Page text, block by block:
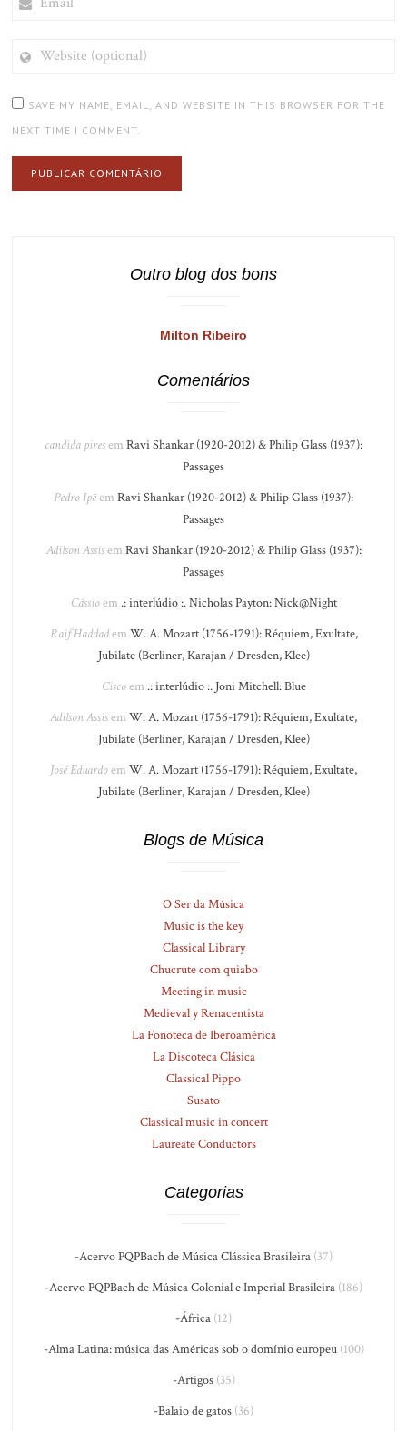
(OPTIONAL)
SAVE MY NAME, EMAIL, AND WEBSITE IN THIS BROWSER FOR THE
NEXT TIME I COMMENT.
Outro blog dos bons
Milton Ribeiro
Comentários
candida piresem Ravi Shankar (1920-2012) & Philip Glass (1937):
Passages
Pedro Ipêem Ravi Shankar (1920-2012) & Philip Glass (1937):
Passages
Adilson Assisem Ravi Shankar (1920-2012) & Philip Glass (1937):
Passages
Cássioem .: interlúdio :. Nicholas Payton: Nick@Night
Raif Haddadem W. A. Mozart (1756-1791): Réquiem, Exultate,
Jubilate (Berliner, Karajan / Dresden, Klee)
Ciscoem .: interlúdio :. Joni Mitchell: Blue
Adilson Assisem W. A. Mozart (1756-1791): Réquiem, Exultate,
Jubilate (Berliner, Karajan / Dresden, Klee)
José Eduardoem W. A. Mozart (1756-1791): Réquiem, Exultate,
Jubilate (Berliner, Karajan / Dresden, Klee)
Blogs de Música
O Ser da Música
Music is the key
Classical Library
Chucrute com quiabo
Meeting in music
Medieval y Renacentista
La Fonoteca de Iberoamérica
La Discoteca Clásica
Classical Pippo
Susato
Classical music in concert
Laureate Conductors
Categorias
-Acervo PQPBach de Música Clássica Brasileira (37)
-Acervo PQPBach de Música Colonial e Imperial Brasileira (186)
-África (12)
-Alma Latina: música das Américas sob o domínio europeu(100)
-Artigos(35)
-Balaio de gatos (36)